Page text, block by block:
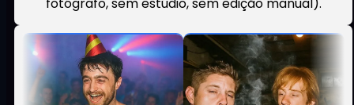
fotógrafo, sem estúdio, sem edição manual).